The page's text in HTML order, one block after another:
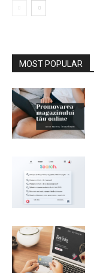
MOST POPULAR